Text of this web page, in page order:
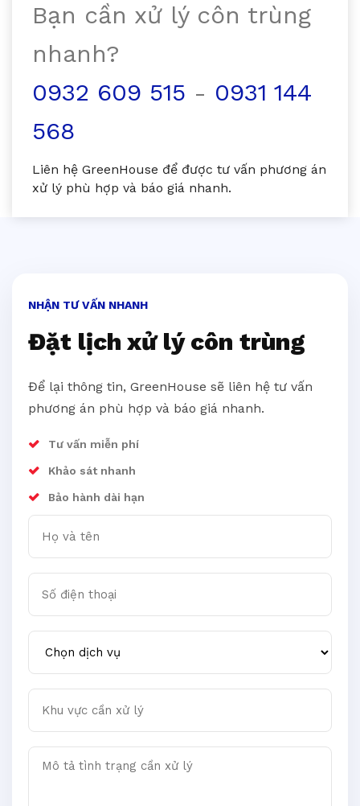
Bạn cần xử lý côn trùng
nhanh?
0932 609 515 - 0931 144
568
Liên hệ GreenHouse để được tư vấn phương án
xử lý phù hợp và báo giá nhanh.
NHẬN TƯ VẤN NHANH
Đặt lịch xử lý côn trùng
Để lại thông tin, GreenHouse sẽ liên hệ tư vấn
phương án phù hợp và báo giá nhanh.
Tư vấn miễn phí
Khảo sát nhanh
Bảo hành dài hạn
Họ và tên
Số điện thoại
Chọn dịch vụ
Khu vực cần xử lý
Mô tả tình trạng cần xử lý